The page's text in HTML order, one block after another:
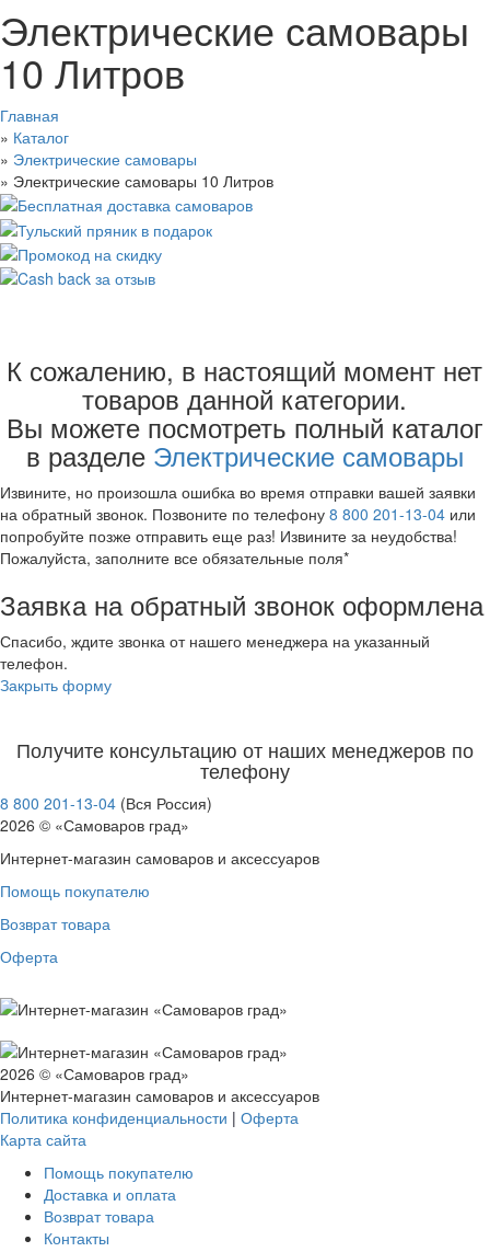
Электрические самовары
10 Литров
Главная
» Каталог
» Электрические самовары
» Электрические самовары 10 Литров
3 литра
5 литров
10 литров
25 литров
45 литров
90 - 100 литров
Нержавейка
Латунь
В наборе
Медный
Серебряный
Жостово
Хохлома
Свернуть категории
Свернуть категории
К сожалению, в настоящий момент нет
товаров данной категории.
Вы можете посмотреть полный каталог
в разделе Электрические самовары
Извините, но произошла ошибка во время отправки вашей заявки
на обратный звонок. Позвоните по телефону 8 800 201-13-04 или
попробуйте позже отправить еще раз! Извините за неудобства!
Пожалуйста, заполните все обязательные поля*
Заявка на обратный звонок оформлена
Спасибо, ждите звонка от нашего менеджера на указанный
телефон.
Закрыть форму
Получите консультацию от наших менеджеров по
телефону
8 800 201-13-04 (Вся Россия)
2026 © «Самоваров град»
Интернет-магазин самоваров и аксессуаров
Помощь покупателю
Возврат товара
Оферта
2026 © «Самоваров град»
Интернет-магазин самоваров и аксессуаров
Политика конфиденциальности | Оферта
Карта сайта
Помощь покупателю
Доставка и оплата
Возврат товара
Контакты